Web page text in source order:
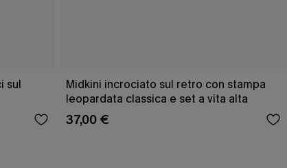
sul
Midkini incrociato sul retro con stampa
leopardata classica e set a vita alta
37,00 €